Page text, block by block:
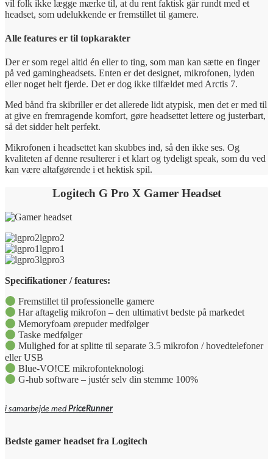
vil folk ikke lægge mærke til, at du rent faktisk går rundt med et
headset, som udelukkende er fremstillet til gamere.
Alle features er til topkarakter
Der er som regel altid én eller to ting, som man kan sætte en finger
på ved gamingheadsets. Enten er det designet, mikrofonen, lyden
eller noget helt fjerde. Det er dog ikke tilfældet med Arctis 7.
Med bånd fra skibriller er det allerede lidt atypisk, men det er med til
at give en fremragende komfort, gøre headsettet lettere og justerbart,
så det sidder helt perfekt.
Mikrofonen i headsettet kan skubbes ind, så den ikke ses. Og
kvaliteten af denne resulterer i et klart og tydeligt speak, som du ved
kan være altafgørende i et hektisk spil.
Logitech G Pro X Gamer Headset
lgpro2
lgpro1
lgpro3
Specifikationer / features:
Fremstillet til professionelle gamere
Har aftagelig mikrofon – den ultimativt bedste på markedet
Memoryfoam ørepuder medfølger
Taske medfølger
Mulighed for at splitte til separate 3.5 mikrofon / hovedtelefoner
eller USB
Blue-VO!CE mikrofonteknologi
G-hub software – justér selv din stemme 100%
i samarbejde medPriceRunner
Bedste gamer headset fra Logitech